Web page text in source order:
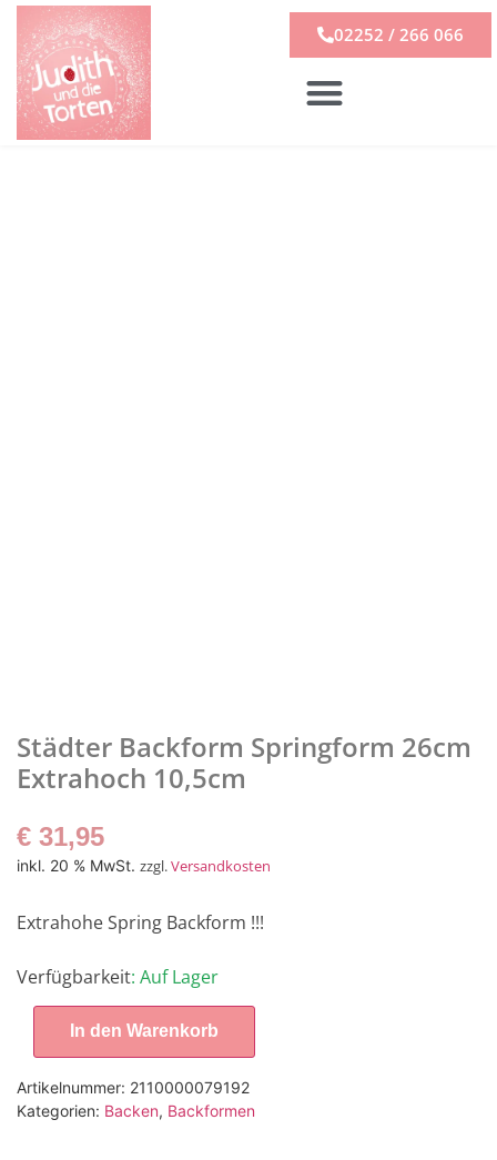
02252 / 266 066
Städter Backform Springform 26cm
Extrahoch 10,5cm
€ 31,95
inkl. 20 % MwSt. zzgl.Versandkosten
Extrahohe Spring Backform !!!
Verfügbarkeit: Auf Lager
In den Warenkorb
Artikelnummer: 2110000079192
Kategorien: Backen, Backformen